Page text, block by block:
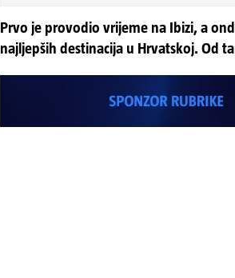
Prvo je provodio vrijeme na Ibizi, a
najljepših destinacija u Hrvatskoj. Od